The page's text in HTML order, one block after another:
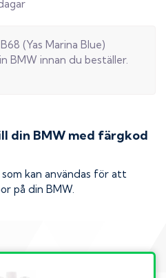
B68 (Yas Marina Blue)
BMW innan du beställer.
din BMW med färgkod
kan användas för att
på din BMW.